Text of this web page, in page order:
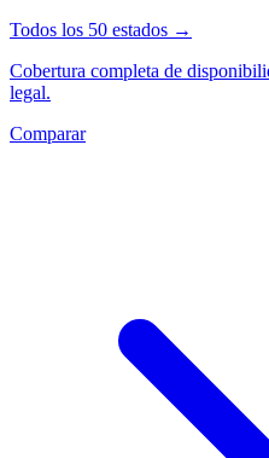
Todos los 50 estados →
Cobertura completa de
legal.
Comparar